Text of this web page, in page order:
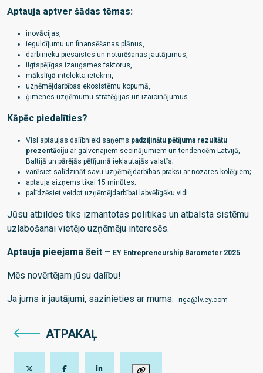
Aptauja aptver šādas tēmas:
inovācijas,
ieguldījumu un finansēšanas plānus,
darbinieku piesaistes un noturēšanas jautājumus,
ilgtspējīgas izaugsmes faktorus,
mākslīgā intelekta ietekmi,
uzņēmējdarbības ekosistēmu kopumā,
ģimenes uzņēmumu stratēģijas un izaicinājumus.
Kāpēc piedalīties?
Visi aptaujas dalībnieki saņems padziļinātu pētījuma rezultātu
prezentāciju ar galvenajiem secinājumiem un tendencēm Latvijā,
Baltijā un pārējās pētījumā iekļautajās valstīs;
varēsiet salīdzināt savu uzņēmējdarbības praksi ar nozares kolēģiem;
aptauja aizņems tikai 15 minūtes;
palīdzēsiet veidot uzņēmējdarbībai labvēlīgāku vidi.
Jūsu atbildes tiks izmantotas politikas un atbalsta sistēmu
uzlabošanai vietējo uzņēmēju interesēs.
Aptauja pieejama šeit – EY Entrepreneurship Barometer 2025
Mēs novērtējam jūsu dalību!
Ja jums ir jautājumi, sazinieties ar mums: riga@lv.ey.com
ATPAKAĻ